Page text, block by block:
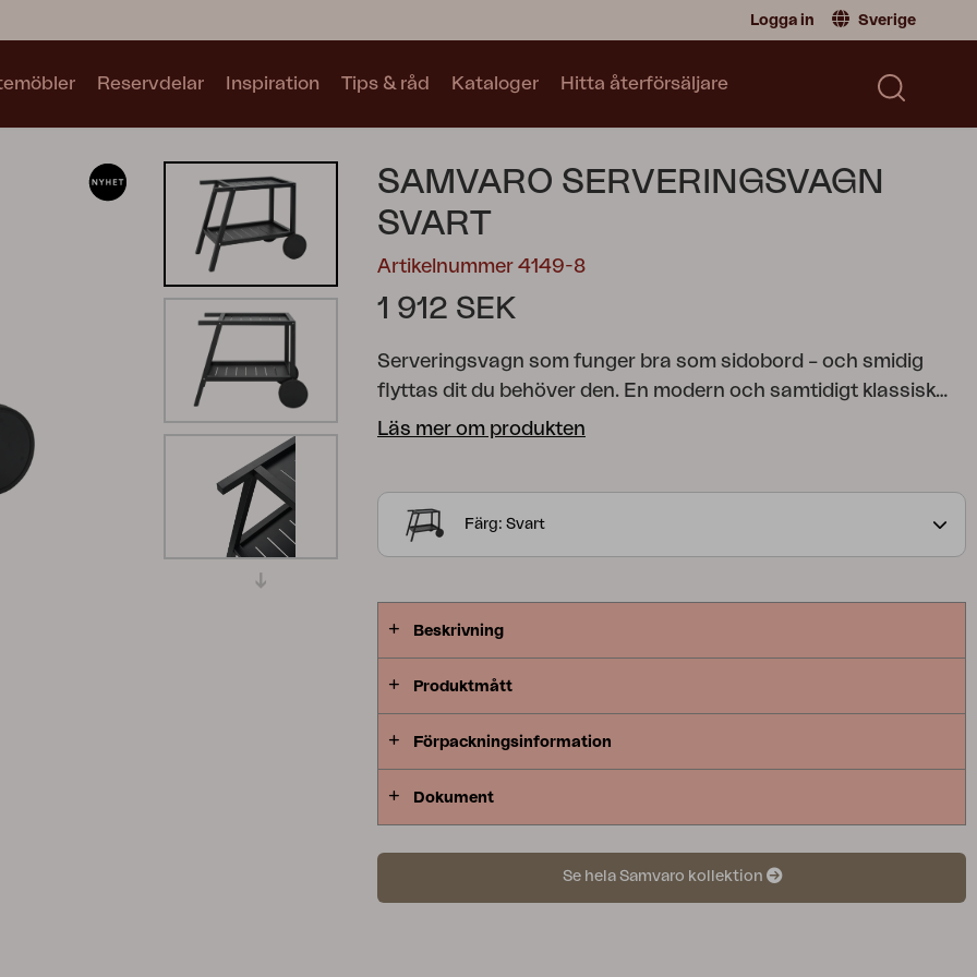
Logga in Sverige
Återförsäljare
Global|Global
Kollektioner
Se alla kollektioner
Blixt Trolly
Grower Greens
Kataloger
Reservdelar Inspiration Tips & råd Kataloger Hitta återförsäljare
SAMVARO SERVERINGSVAGN
SVART
Artikelnummer 4149-8
1 912 SEK
Serveringsvagn som funger bra som sidobord – och smidig
flyttas dit du behöver den. En modern och samtidigt klassisk
serie i aluminium som bjuder på många
fokus. Kollektionen finns i flera färger och omfattar soffor,
matgrupper, vilsängar och serveringsvagnar – vilket gör det
Läs mer om produkten
Färg: Svart
Beskrivning
Produktmått
Förpackningsinformation
Dokument
Se hela Samvaro kollektion